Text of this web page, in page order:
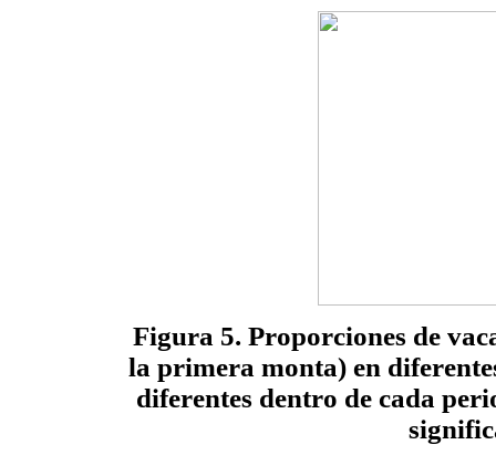
Figura 5. Proporciones de
la primera monta) en
diferentes dentro de cada